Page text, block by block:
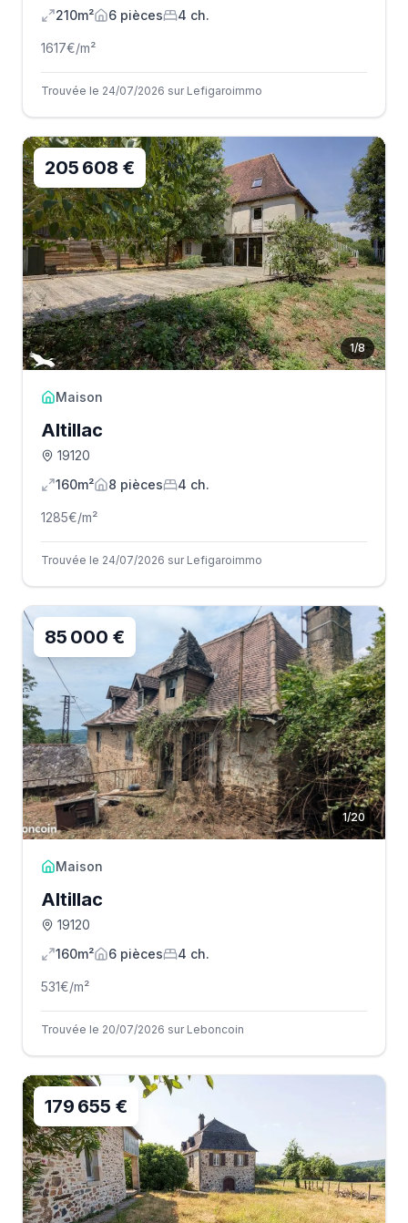
210m²
6 pièces 4 ch.
1617€/m²
Trouvée le 24/07/2026 sur Lefigaroimmo
1/8
205 608 €
Maison
Altillac
19120
160m²
8 pièces 4 ch.
1285€/m²
Trouvée le 24/07/2026 sur Lefigaroimmo
1/20
85 000 €
Maison
Altillac
19120
160m²
6 pièces 4 ch.
531€/m²
Trouvée le 20/07/2026 sur Leboncoin
179 655 €